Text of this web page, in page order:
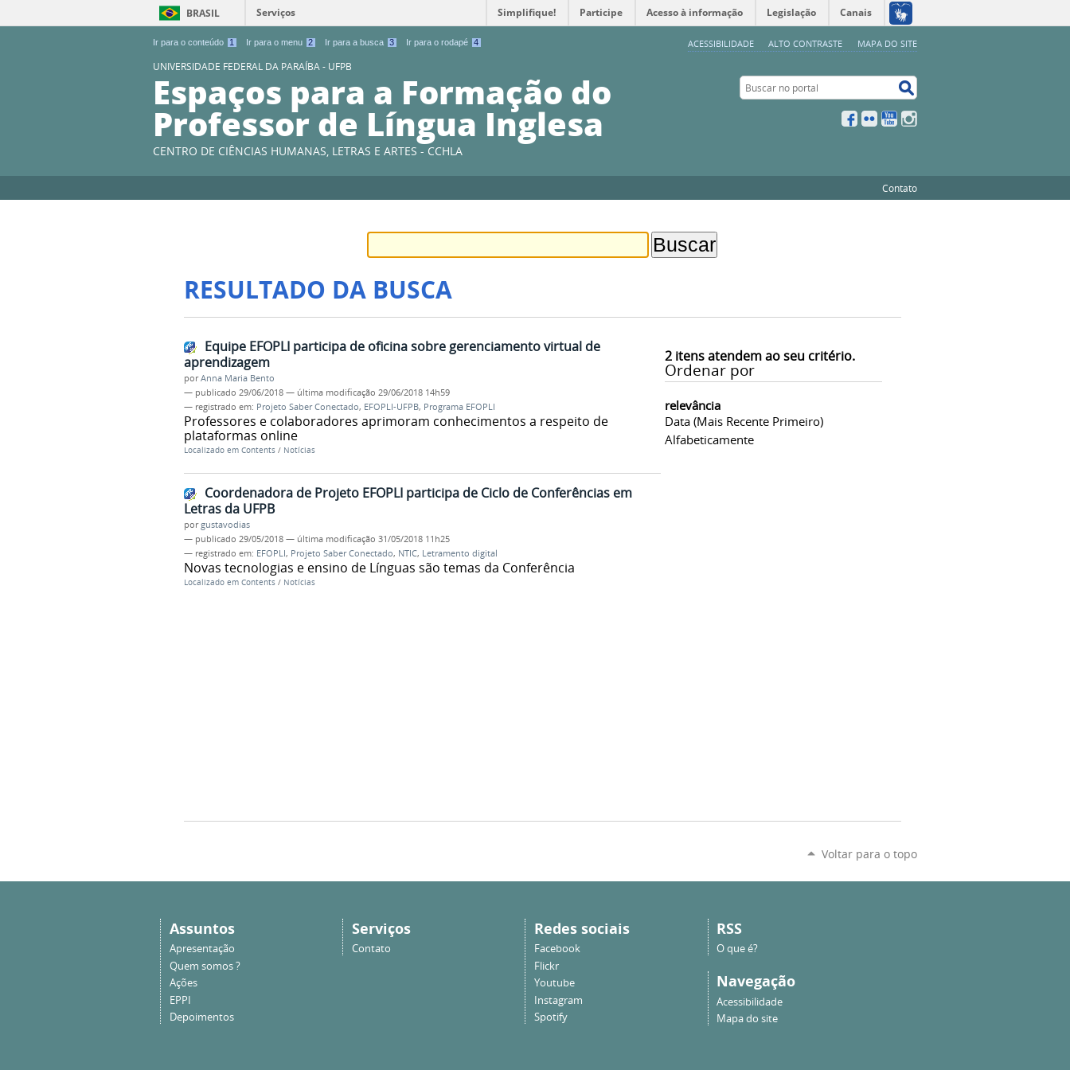
Ir para o conteúdo 1 Ir para o menu 2 Ir para a busca 3 Ir para o rodapé 4 ACESSIBILIDADE ALTO CONTRASTE MAPA DO SITE
BRASIL Serviços Simplifique! Participe Acesso à informação Legislação Canais
UNIVERSIDADE FEDERAL DA PARAÍBA - UFPB
Espaços para a Formação do
Professor de Língua Inglesa
CENTRO DE CIÊNCIAS HUMANAS, LETRAS E ARTES - CCHLA
Buscar no portal
Facebook
Flickr YouTube
Contato
RESULTADO DA BUSCA
2itens atendem ao seu critério.
Ordenar por
relevância
Data (mais Recente Primeiro)
Alfabeticamente
Equipe EFOPLI participa de oficina sobre gerenciamento virtual de
aprendizagem
porAnna Maria Bento
— publicado 29/06/2018 — última modificação 29/06/2018 14h59
— registrado em: Projeto Saber Conectado, EFOPLI-UFPB, Programa EFOPLI
Professores e colaboradores aprimoram conhecimentos a respeito de
plataformas online
Localizado em Contents / Notícias
Coordenadora de Projeto EFOPLI participa de Ciclo de Conferências em
Letras da UFPB
porgustavodias
— publicado 29/05/2018 — última modificação 31/05/2018 11h25
— registrado em: EFOPLI, Projeto Saber Conectado, NTIC, Letramento digital
Novas tecnologias e ensino de Línguas são temas da Conferência
Localizado em Contents / Notícias
Voltar para o topo
Assuntos
Apresentação
Quem somos ?
Ações
EPPI
Depoimentos
Serviços
Contato
Redes sociais
Facebook
Flickr
Youtube
Instagram
Spotify
RSS
O que é?
Navegação
Acessibilidade
Mapa do site